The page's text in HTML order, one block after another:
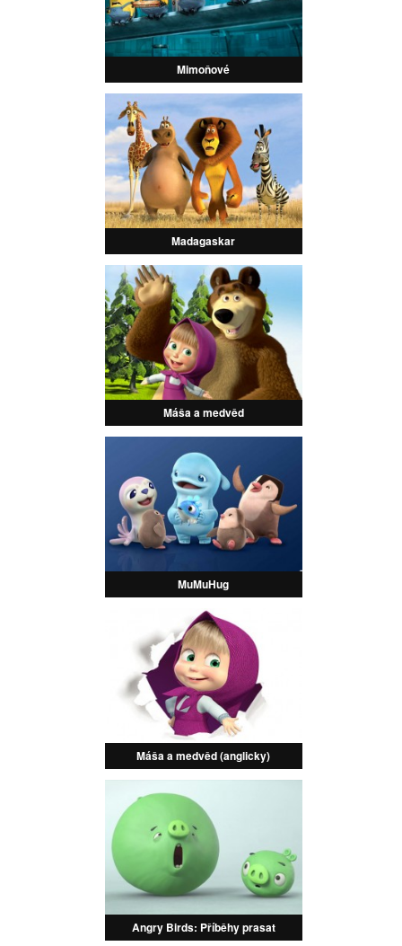
Mimoňové
Madagaskar
Máša a medvěd
MuMuHug
Máša a medvěd (anglicky)
Angry Birds: Příběhy prasat